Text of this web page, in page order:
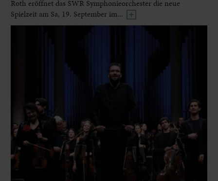
Roth eröffnet das SWR Symphonieorchester die neue
Spielzeit am Sa, 19. September im...